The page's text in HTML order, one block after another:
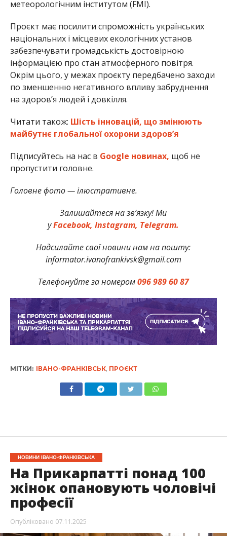
метеорологічним інститутом (FMI).
Проєкт має посилити спроможність українських
національних і місцевих екологічних установ
забезпечувати громадськість достовірною
інформацією про стан атмосферного повітря.
Окрім цього, у межах проєкту передбачено заходи
по зменшенню негативного впливу забруднення
на здоров’я людей і довкілля.
Читати також: Шість інновацій, що змінюють
майбутнє глобальної охорони здоров’я
Підписуйтесь на нас в Google новинах, щоб не
пропустити головне.
Головне фото — ілюстративне.
Залишайтеся на зв’язку! Ми
уFacebook, Instagram, Telegram.
Надсилайте свої новини нам на пошту:
informator.ivanofrankivsk@gmail.com
Телефонуйте за номером096 989 60 87
МІТКИ: ІВАНО-ФРАНКІВСЬК, ПРОЄКТ
НОВИНИ ІВАНО-ФРАНКІВСЬКА
На Прикарпатті понад 100
жінок опановують чоловічі
професії
Опубліковано 07.11.2025